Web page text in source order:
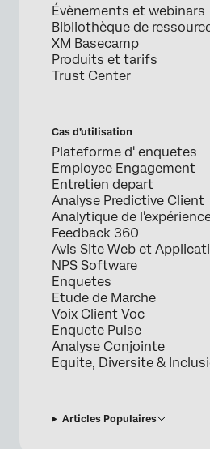
Évènements et webinars
Bibliothèque de
XM Basecamp
Produits et tarifs
Trust Center
Cas d’utilisation
Plateforme d' enquetes
Employee Engagement
Entretien depart
Analyse Predictive Client
Analytique de
Feedback 360
Avis Site Web et
NPS Software
Enquetes
Etude de Marche
Voix Client Voc
Enquete Pulse
Analyse Conjointe
Equite, Diversite &
Articles Populaires